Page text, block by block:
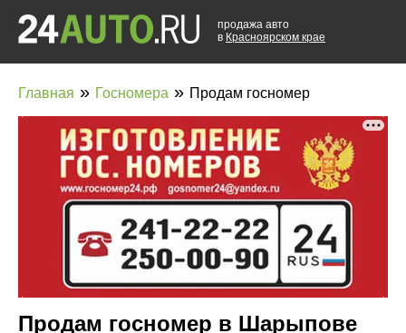
продажа авто
в Красноярском крае
Главная » Госномера » Продам госномер
Продам госномер в Шарыпове